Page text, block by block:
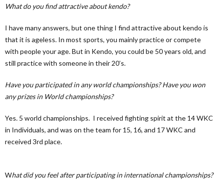
What do you find attractive about kendo?
I have many answers, but one thing I find attractive about kendo is
that it is ageless. In most sports, you mainly practice or compete
with people your age. But in Kendo, you could be 50 years old, and
still practice with someone in their 20’s.
Have you participated in any world championships? Have you won
any prizes in World championships?
Yes. 5 world championships. I received fighting spirit at the 14 WKC
in Individuals, and was on the team for 15, 16, and 17 WKC and
received 3rd place.
What did you feel after participating in international championships?